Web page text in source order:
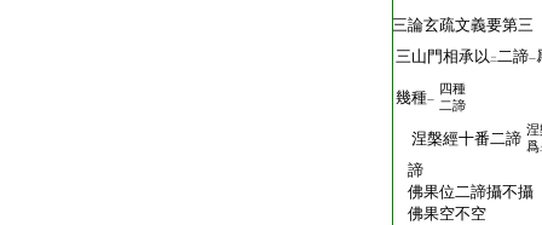
三論玄疏文義要第三
三山門相承以 二二諦一
幾種一
四種
二諦
涅槃經十番二諦 涅
爲
諦
佛果位二諦攝不攝
佛果空不空